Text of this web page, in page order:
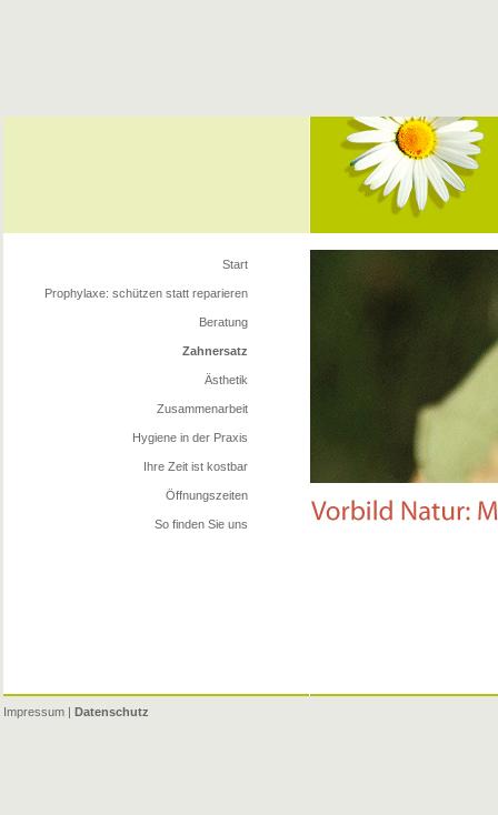
Start
Prophylaxe: schützen statt reparieren
Beratung
Zahnersatz
Ästhetik
Zusammenarbeit
Hygiene in der Praxis
Ihre Zeit ist kostbar
Öffnungszeiten
So finden Sie uns
Impressum | Datenschutz